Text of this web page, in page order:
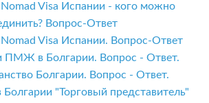
Visa Испании - кого можно
Вопрос-Ответ
Visa Испании. Вопрос-Ответ
в Болгарии. Вопрос - Ответ.
Болгарии. Вопрос - Ответ.
"Торговый представитель"